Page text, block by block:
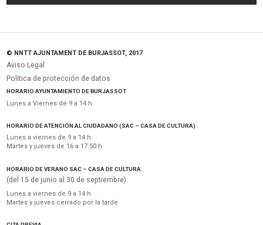
© NNTT AJUNTAMENT DE BURJASSOT, 2017
Aviso Legal
Política de protección de datos
HORARIO AYUNTAMIENTO DE BURJASSOT
Lunes a Viernes de 9 a 14 h
HORARIO DE ATENCIÓN AL CIUDADANO (SAC – CASA DE CULTURA)
Lunes a viernes de 9 a 14 h
Martes y jueves de 16 a 17:50 h
HORARIO DE VERANO SAC – CASA DE CULTURA
(del 15 de junio al 30 de septiembre)
Lunes a viernes de 9 a 14 h
Martes y jueves cerrado por la tarde